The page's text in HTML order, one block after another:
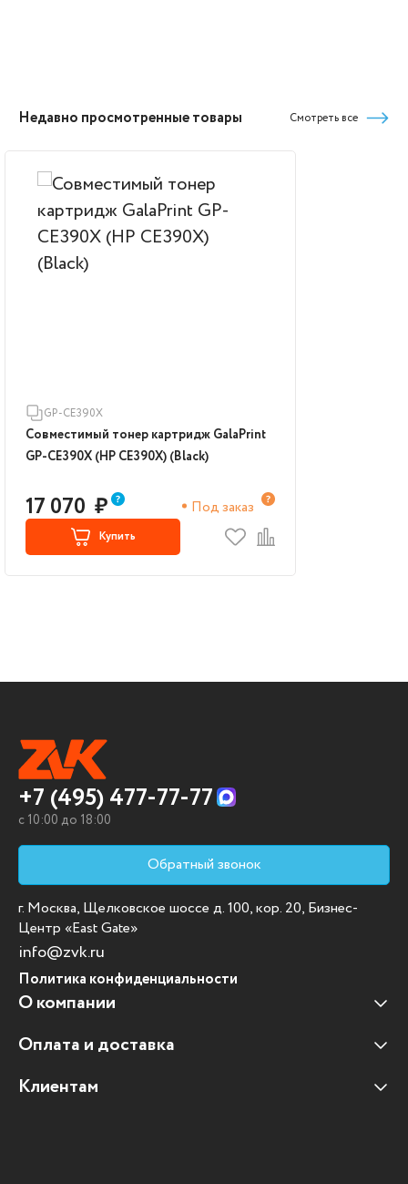
Недавно просмотренные товары Смотреть все
GP-CE390X
Совместимый тонер картридж GalaPrint
GP-CE390X (HP CE390X) (Black)
17 070 ₽ Под заказ
Купить
+7 (495) 477-77-77
c 10:00 до 18:00
Обратный звонок
г. Москва, Щелковское шоссе д. 100, кор. 20, Бизнес-
Центр «East Gate»
info@zvk.ru
Политика конфиденциальности
О компании
Наши клиенты
Отзывы клиентов
Оплата и доставка
Оплата и доставка
Клиентам